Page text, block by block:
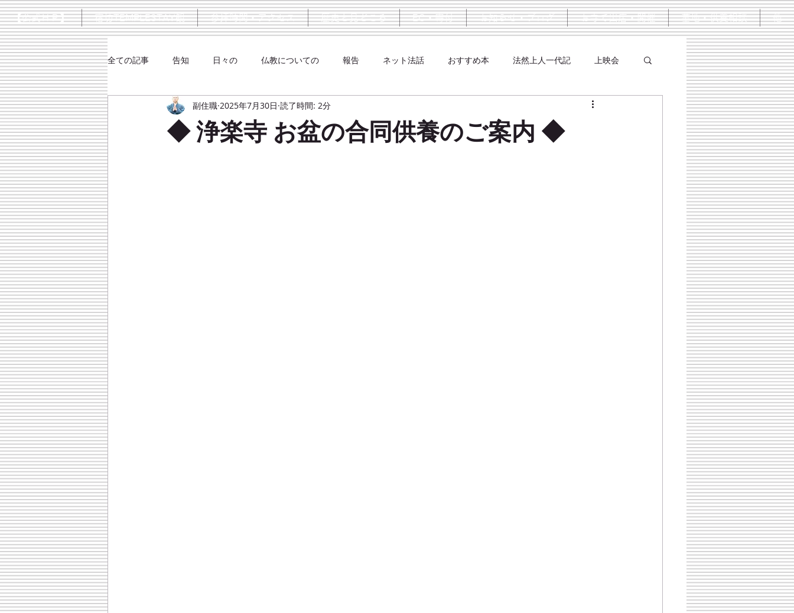
【公式ＨＰ】 宿坊TEMPLESTAY観 参拝時間・アクセス 歴史と見どころ EC・寄付 お知らせ・ブログ お寺で出店・開催 墓地・供養相談 他
全ての記事 告知 日々の 仏教についての 報告 ネット法話 おすすめ本 法然上人一代記 上映会
大楠口伝抄
◆ 浄楽寺 お盆の合同供養のご案内 ◆
副住職 2025年7月30日 読了時間: 2分